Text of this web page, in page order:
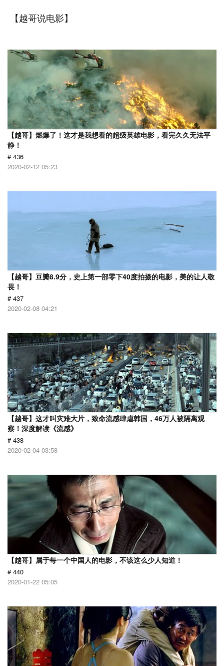
【越哥说电影】
【越哥】燃爆了！这才是我想看的超级英雄电影，看完久久无法平
静！
# 436
2020-02-12 05:23
【越哥】豆瓣8.9分，史上第一部零下40度拍摄的电影，美的让人敬
畏！
# 437
2020-02-08 04:21
【越哥】这才叫灾难大片，致命流感肆虐韩国，46万人被隔离观
察！深度解读《流感》
# 438
2020-02-04 03:58
【越哥】属于每一个中国人的电影，不该这么少人知道！
# 440
2020-01-22 05:05